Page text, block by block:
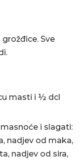
Sve
masti i ½ dcl
i slagati:
nadjev od maka,
nadjev od sira,